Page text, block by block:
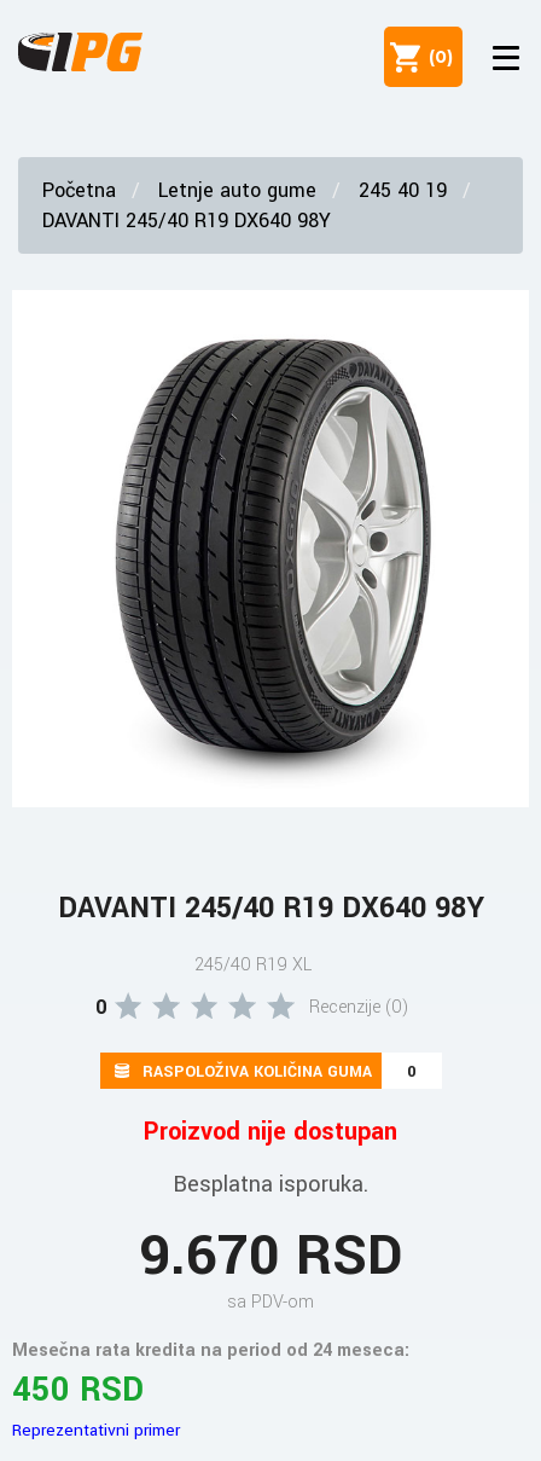
(0)
Početna Letnje auto gume
245 40 19
DAVANTI 245/40 R19 DX640 98Y
DAVANTI 245/40 R19 DX640 98Y
245/40 R19 XL
0 Recenzije (0)
RASPOLOŽIVA KOLIČINA GUMA 0
Proizvod nije dostupan
Besplatna isporuka.
9.670 RSD
sa PDV-om
Mesečna rata kredita na period od 24 meseca:
450 RSD
Reprezentativni primer